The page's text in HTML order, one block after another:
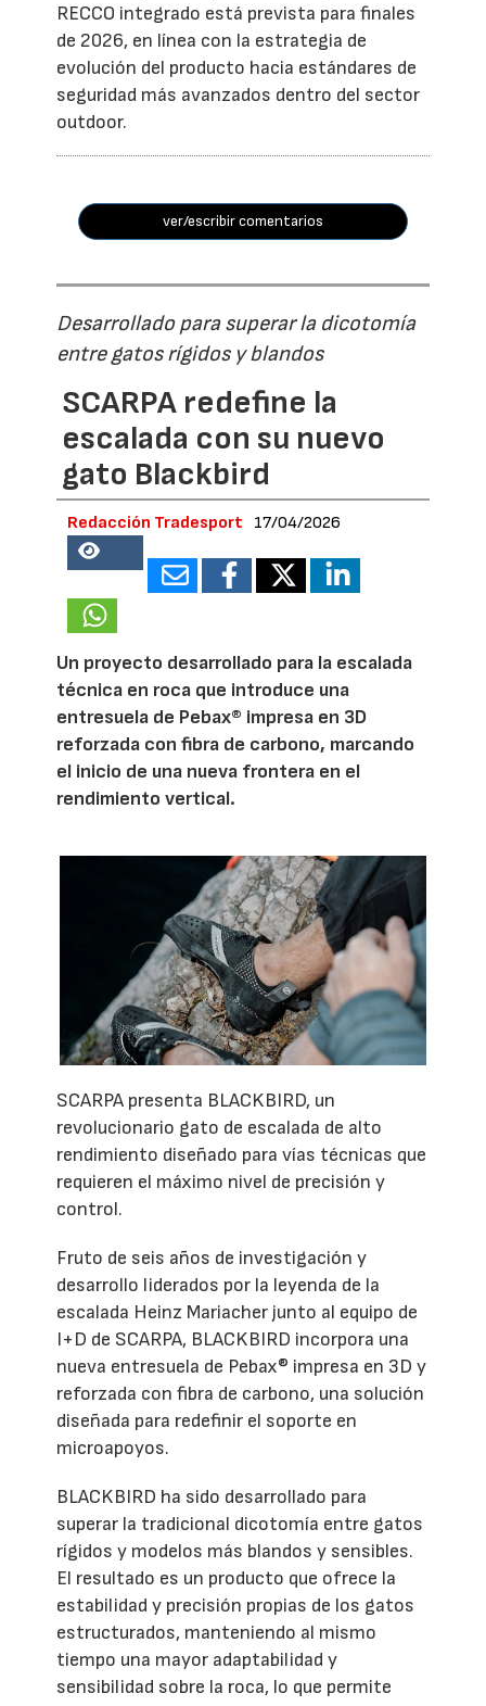
RECCO integrado está prevista para finales
de 2026, en línea con la estrategia de
evolución del producto hacia estándares de
seguridad más avanzados dentro del sector
outdoor.
ver/escribir comentarios
Desarrollado para superar la dicotomía
entre gatos rígidos y blandos
SCARPA redefine la
escalada con su nuevo
gato Blackbird
Redacción Tradesport 17/04/2026
18875
Un proyecto desarrollado para la escalada
técnica en roca que introduce una
entresuela de Pebax® impresa en 3D
reforzada con fibra de carbono, marcando
el inicio de una nueva frontera en el
rendimiento vertical.
SCARPA presenta BLACKBIRD, un
revolucionario gato de escalada de alto
rendimiento diseñado para vías técnicas que
requieren el máximo nivel de precisión y
control.
Fruto de seis años de investigación y
desarrollo liderados por la leyenda de la
escalada Heinz Mariacher junto al equipo de
I+D de SCARPA, BLACKBIRD incorpora una
nueva entresuela de Pebax® impresa en 3D y
reforzada con fibra de carbono, una solución
diseñada para redefinir el soporte en
microapoyos.
BLACKBIRD ha sido desarrollado para
superar la tradicional dicotomía entre gatos
rígidos y modelos más blandos y sensibles.
El resultado es un producto que ofrece la
estabilidad y precisión propias de los gatos
estructurados, manteniendo al mismo
tiempo una mayor adaptabilidad y
sensibilidad sobre la roca, lo que permite